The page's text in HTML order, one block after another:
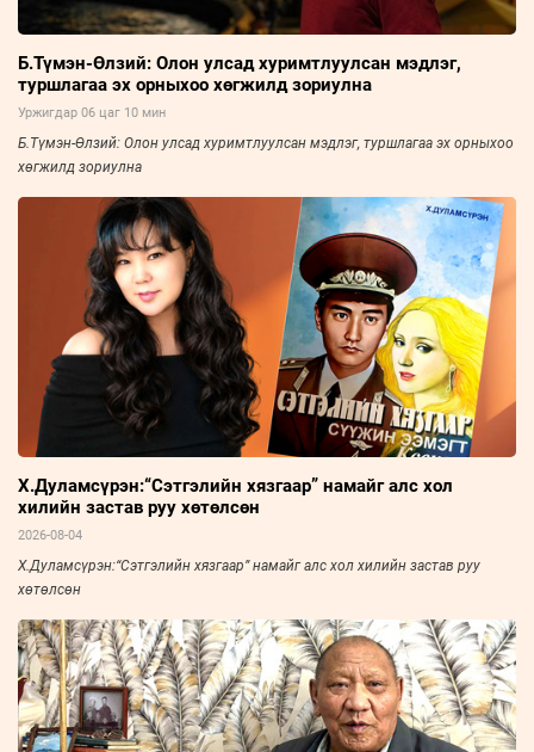
Б.Түмэн-Өлзий: Олон улсад хуримтлуулсан мэдлэг,
туршлагаа эх орныхоо хөгжилд зориулна
Уржигдар 06 цаг 10 мин
Б.Түмэн-Өлзий: Олон улсад хуримтлуулсан мэдлэг, туршлагаа эх орныхоо
хөгжилд зориулна
Х.Дуламсүрэн:“Сэтгэлийн хязгаар” намайг алс хол
хилийн застав руу хөтөлсөн
2026-08-04
Х.Дуламсүрэн:“Сэтгэлийн хязгаар” намайг алс хол хилийн застав руу
хөтөлсөн